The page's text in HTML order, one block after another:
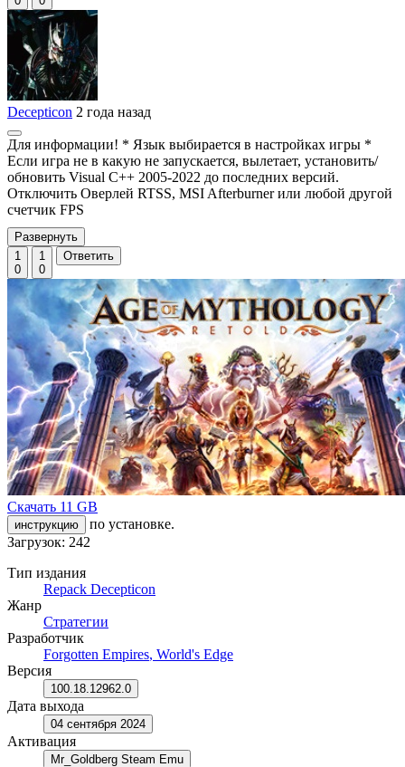
Decepticon 2 года назад
Для информации! * Язык выбирается в настройках игры *
Если игра не в какую не запускается, вылетает, установить/
обновить Visual C++ 2005-2022 до последних версий.
Отключить Оверлей RTSS, MSI Afterburner или любой другой
счетчик FPS
Развернуть
1
0
1
0
Ответить
Скачать 11 GB
инструкцию
по установке.
Загрузок: 242
Тип издания
Repack Decepticon
Жанр
Стратегии
Разработчик
Forgotten Empires, World's Edge
Версия
100.18.12962.0
Дата выхода
04 сентября 2024
Активация
Mr_Goldberg Steam Emu